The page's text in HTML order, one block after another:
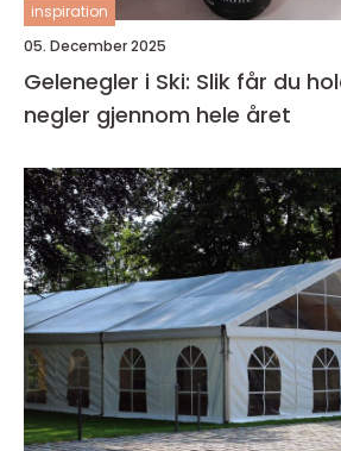
inspiration
05. December 2025
Gelenegler i Ski: Slik får du
negler gjennom hele året